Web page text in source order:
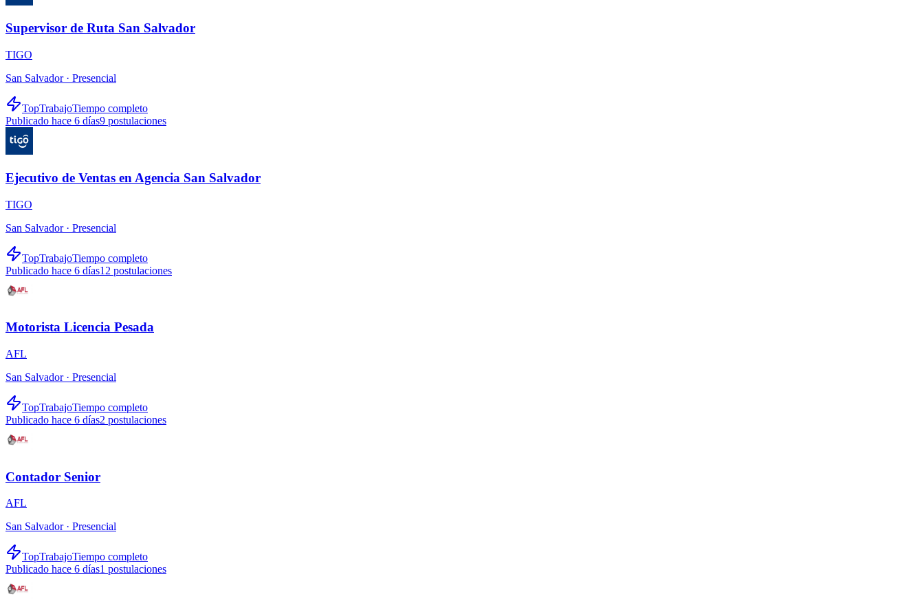
Supervisor de Ruta San Salvador
TIGO
San Salvador · Presencial
TopTrabajoTiempo completo
Publicado hace 6 días9 postulaciones
Ejecutivo de Ventas en Agencia San Salvador
TIGO
San Salvador · Presencial
TopTrabajoTiempo completo
Publicado hace 6 días12 postulaciones
Motorista Licencia Pesada
AFL
San Salvador · Presencial
TopTrabajoTiempo completo
Publicado hace 6 días2 postulaciones
Contador Senior
AFL
San Salvador · Presencial
TopTrabajoTiempo completo
Publicado hace 6 días1 postulaciones